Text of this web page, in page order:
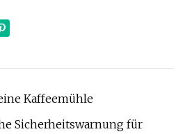
Kaffeemühle
Sicherheitswarnung für